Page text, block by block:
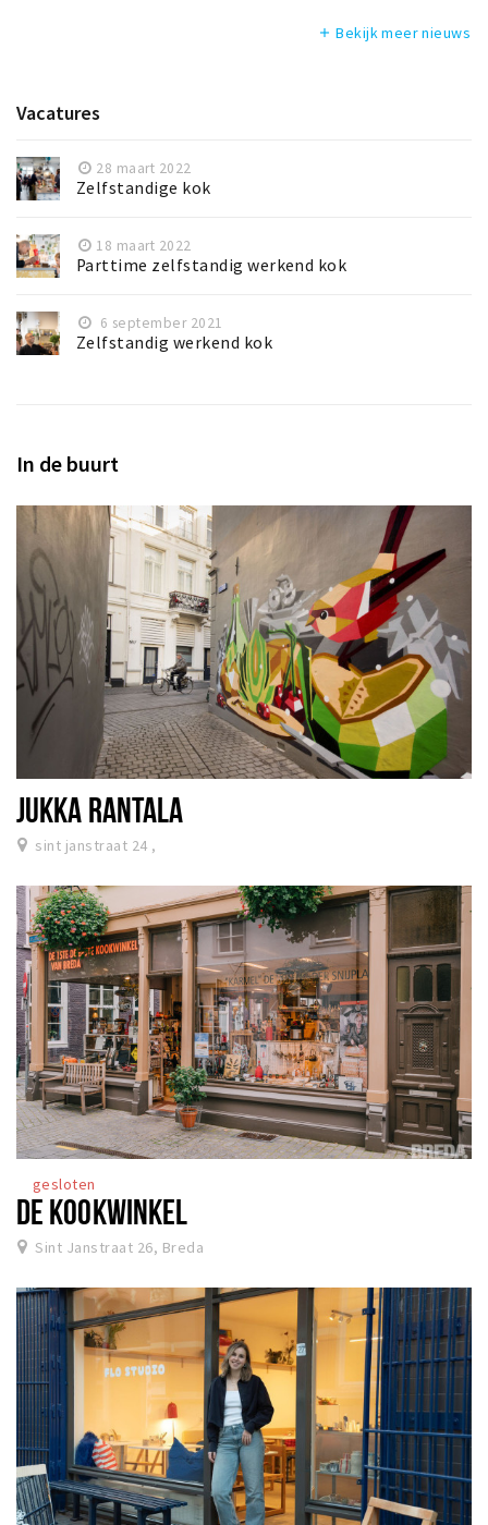
add Bekijk meer nieuws
Vacatures
28 maart 2022
Zelfstandige kok
18 maart 2022
Parttime zelfstandig werkend kok
6 september 2021
Zelfstandig werkend kok
In de buurt
JUKKA RANTALA
sint janstraat 24 ,
gesloten
DE KOOKWINKEL
Sint Janstraat 26, Breda